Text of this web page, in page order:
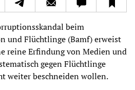
beim
und Flüchtlinge (Bamf) erweist
reine Erfindung von Medien und
gegen Flüchtlinge
weiter beschneiden wollen.